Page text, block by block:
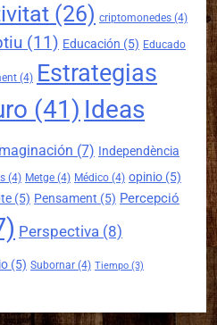
(26) criptomonedes (4)
(11) Educación (5) Educado
(4) Estrategias
(41) Ideas
(7) Independència
(4) Metge (4) Médico (4) opinio (5)
(5) Pensament (5) Percepció
Perspectiva (8)
(5) Subornar (4) Tiempo (3)